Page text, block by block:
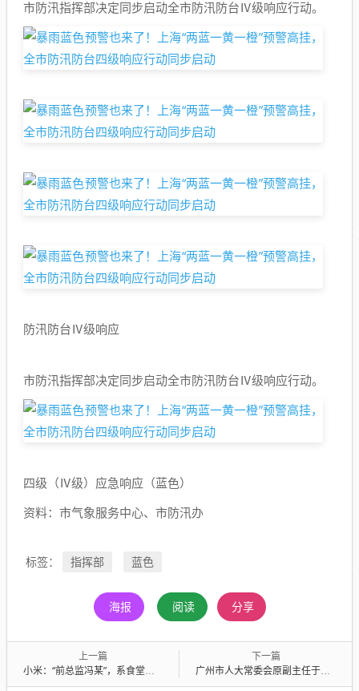
市防汛指挥部决定同步启动全市防汛防台Ⅳ级响应行动。
防汛防台Ⅳ级响应
市防汛指挥部决定同步启动全市防汛防台Ⅳ级响应行动。
四级（Ⅳ级）应急响应（蓝色）
资料：市气象服务中心、市防汛办
标签： 指挥部 蓝色
海报 阅读 分享
上一篇
小米：“前总监冯某”，系食堂切菜工
下一篇
广州市人大常委会原副主任于绍文被“双开”